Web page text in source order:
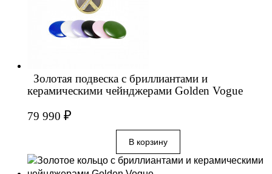
Золотая подвеска с бриллиантами и
керамическими чейнджерами Golden Vogue
79 990 ₽